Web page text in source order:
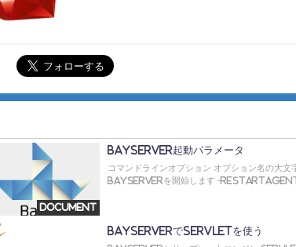
Document
BayServer起動パラメータ
コマンドラインオプション オプション名の
BayServerを開始します -
BayServerでServletを使う